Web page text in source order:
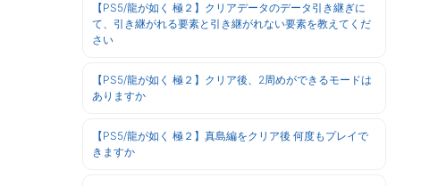
【PS5/龍が如く 極２】クリアデータのデータ引き継ぎに
て、引き継がれる要素と引き継がれない要素を教えてくだ
さい
【PS5/龍が如く 極２】クリア後、2周めができるモードは
ありますか
【PS5/龍が如く 極２】真島編をクリア後 何度もプレイで
きますか